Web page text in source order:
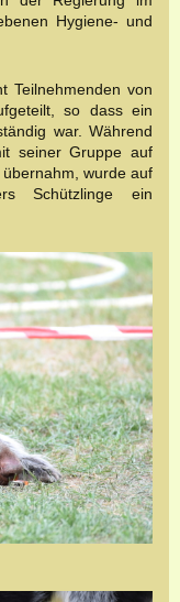
Hygiene- und
Teilnehmenden von
so dass ein
war. Während
seiner Gruppe auf
wurde auf
Schützlinge ein